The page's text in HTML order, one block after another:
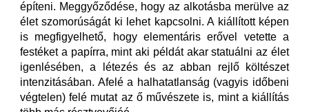
építeni. Meggyőződése, hogy az alkotásba merülve az
élet szomorúságát ki lehet kapcsolni. A kiállított képen
is megfigyelhető, hogy elementáris erővel vetette a
festéket a papírra, mint aki példát akar statuálni az élet
igenlésében, a létezés és az abban rejlő költészet
intenzitásában. Afelé a halhatatlanság (vagyis időbeni
végtelen) felé mutat az ő művészete is, mint a kiállítás